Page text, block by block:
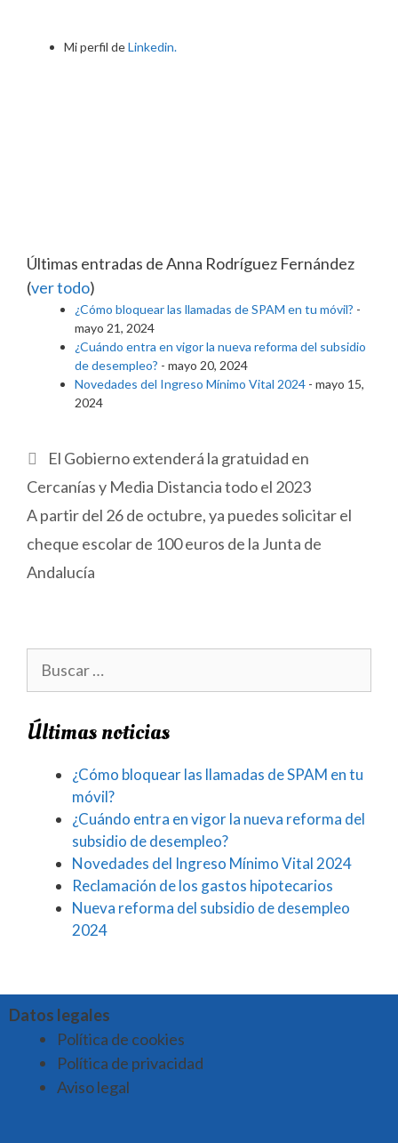
Mi perfil deLinkedin.
Últimas entradas de Anna Rodríguez Fernández
(ver todo)
¿Cómo bloquear las llamadas de SPAM en tu móvil? -
mayo 21, 2024
¿Cuándo entra en vigor la nueva reforma del subsidio
de desempleo? - mayo 20, 2024
Novedades del Ingreso Mínimo Vital 2024 - mayo 15,
2024
El Gobierno extenderá la gratuidad en
Cercanías y Media Distancia todo el 2023
A partir del 26 de octubre, ya puedes solicitar el
cheque escolar de 100 euros de la Junta de
Andalucía
Últimas noticias
¿Cómo bloquear las llamadas de SPAM en tu
móvil?
¿Cuándo entra en vigor la nueva reforma del
subsidio de desempleo?
Novedades del Ingreso Mínimo Vital 2024
Reclamación de los gastos hipotecarios
Nueva reforma del subsidio de desempleo
2024
Datos legales
Política de cookies
Política de privacidad
Aviso legal